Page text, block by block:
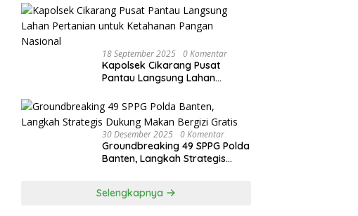
Kunjungan Delegasi Kepolisian
nasional Korea Selatan
18 September 2025 0 Komentar
Kapolsek Cikarang Pusat
Pantau Langsung Lahan
Pangan Nasional
30 Desember 2025 0 Komentar
Groundbreaking 49 SPPG Polda
Banten, Langkah Strategis
Selengkapnya